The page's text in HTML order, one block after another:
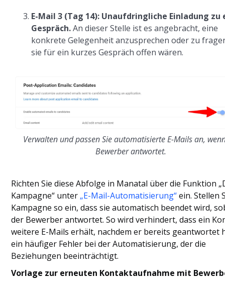
E-Mail 3 (Tag 14): Unaufdringliche Einladung zu
Gespräch.An dieser Stelle ist es angebracht, eine
konkrete Gelegenheit anzusprechen oder zu
sie für ein kurzes Gespräch offen wären.
Verwalten und passen Sie automatisierte E-Mails an,
Bewerber antwortet.
Richten Sie diese Abfolge in Manatal über die Funktion
Kampagne“ unter„E-Mail-Automatisierung“ein. Stellen
Kampagne so ein, dass sie automatisch beendet wird,
der Bewerber antwortet. So wird verhindert, dass ein
weitere E-Mails erhält, nachdem er bereits geantwortet
ein häufiger Fehler bei der Automatisierung, der die
Beziehungen beeinträchtigt.
Vorlage zur erneuten Kontaktaufnahme mit